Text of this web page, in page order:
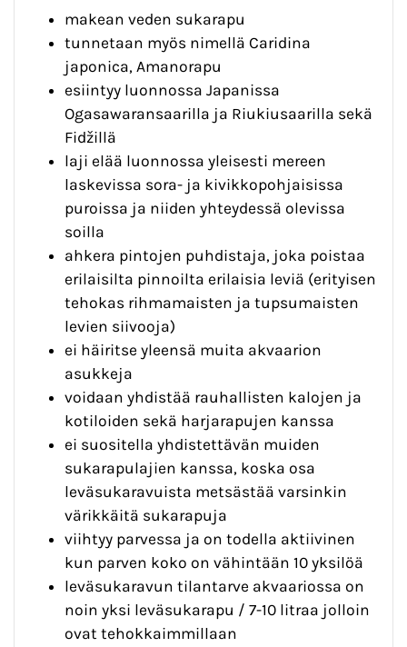
makean veden sukarapu
tunnetaan myös nimellä Caridina
japonica, Amanorapu
esiintyy luonnossa Japanissa
Ogasawaransaarilla ja Riukiusaarilla sekä
Fidžillä
laji elää luonnossa yleisesti mereen
laskevissa sora- ja kivikkopohjaisissa
puroissa ja niiden yhteydessä olevissa
soilla
ahkera pintojen puhdistaja, joka poistaa
erilaisilta pinnoilta erilaisia leviä (erityisen
tehokas rihmamaisten ja tupsumaisten
levien siivooja)
ei häiritse yleensä muita akvaarion
asukkeja
voidaan yhdistää rauhallisten kalojen ja
kotiloiden sekä harjarapujen kanssa
ei suositella yhdistettävän muiden
sukarapulajien kanssa, koska osa
leväsukaravuista metsästää varsinkin
värikkäitä sukarapuja
viihtyy parvessa ja on todella aktiivinen
kun parven koko on vähintään 10 yksilöä
leväsukaravun tilantarve akvaariossa on
noin yksi leväsukarapu / 7-10 litraa jolloin
ovat tehokkaimmillaan